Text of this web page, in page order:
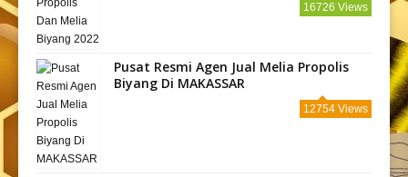
16726 Views
Pusat Resmi Agen Jual Melia Propolis
Biyang Di MAKASSAR
12754 Views